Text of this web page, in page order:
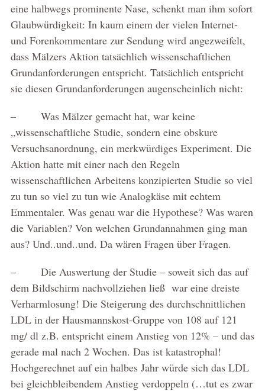
eine halbwegs prominente Nase, schenkt man ihm sofort
Glaubwürdigkeit: In kaum einem der vielen Internet-
und Forenkommentare zur Sendung wird angezweifelt,
dass Mälzers Aktion tatsächlich wissenschaftlichen
Grundanforderungen entspricht. Tatsächlich entspricht
sie diesen Grundanforderungen augenscheinlich nicht:
– Was Mälzer gemacht hat, war keine
„wissenschaftliche Studie, sondern eine obskure
Versuchsanordnung, ein merkwürdiges Experiment. Die
Aktion hatte mit einer nach den Regeln
wissenschaftlichen Arbeitens konzipierten Studie so viel
zu tun so viel zu tun wie Analogkäse mit echtem
Emmentaler. Was genau war die Hypothese? Was waren
die Variablen? Von welchen Grundannahmen ging man
aus? Und..und..und. Da wären Fragen über Fragen.
– Die Auswertung der Studie – soweit sich das auf
dem Bildschirm nachvollziehen ließ war eine dreiste
Verharmlosung! Die Steigerung des durchschnittlichen
LDL in der Hausmannskost-Gruppe von 108 auf 121
mg/ dl z.B. entspricht einem Anstieg von 12% – und das
gerade mal nach 2 Wochen. Das ist katastrophal!
Hochgerechnet auf ein halbes Jahr würde sich das LDL
bei gleichbleibendem Anstieg verdoppeln (…tut es zwar